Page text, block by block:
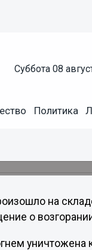
суббота 08
Политика
на
о